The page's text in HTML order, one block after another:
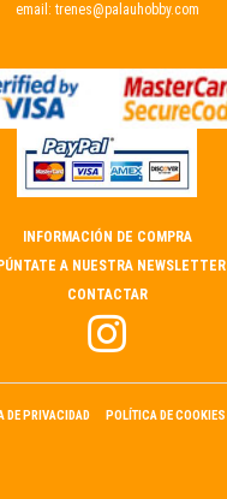
email: trenes@palauhobby.com
INFORMACIÓN DE COMPRA
A NUESTRA NEWSLETTER
CONTACTAR
DE PRIVACIDAD POLÍTICA DE COOKIES